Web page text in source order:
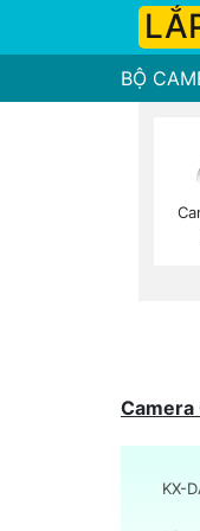
BỘ
Camera
KX-